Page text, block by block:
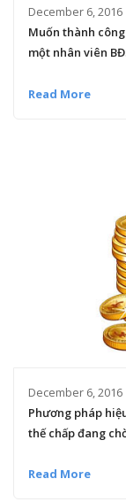
December 6, 2016
Muốn thành
một nhân viên
Read More
December 6, 2016
Phương pháp
thế chấp đang
Read More